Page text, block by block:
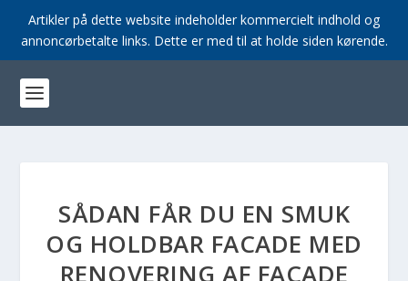
Artikler på dette website indeholder kommercielt indhold og
annoncørbetalte links. Dette er med til at holde siden kørende.
SÅDAN FÅR DU EN SMUK
OG HOLDBAR FACADE MED
RENOVERING AF FACADE